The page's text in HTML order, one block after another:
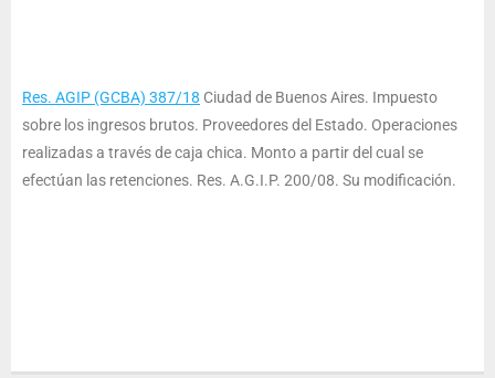
Res. AGIP (GCBA) 387/18 Ciudad de Buenos Aires. Impuesto
sobre los ingresos brutos. Proveedores del Estado. Operaciones
realizadas a través de caja chica. Monto a partir del cual se
efectúan las retenciones. Res. A.G.I.P. 200/08. Su modificación.